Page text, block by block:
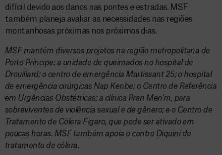
difícil devido aos danos nas pontes e estradas. MSF
também planeja avaliar as necessidades nas regiões
montanhosas próximas nos próximos dias.
MSF mantém diversos projetos na região metropolitana de
Porto Príncipe: a unidade de queimados no hospital de
Drouillard; o centro de emergência Martissant 25; o hospital
de emergência cirúrgicas Nap Kenbe; o Centro de Referência
em Urgências Obstétricas; a clínica Pran Men’m, para
sobreviventes de violência sexual e de gênero; e o Centro de
Tratamento de Cólera Figaro, que pode ser ativado em
poucas horas. MSF também apoia o centro Diquini de
tratamento de cólera.